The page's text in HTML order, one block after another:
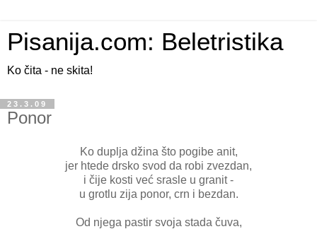
Pisanija.com: Beletristika
Ko čita - ne skita!
23.3.09
Ponor
Ko duplja džina što pogibe anit,
jer htede drsko svod da robi zvezdan,
i čije kosti već srasle u granit -
u grotlu zija ponor, crn i bezdan.
Od njega pastir svoja stada čuva,